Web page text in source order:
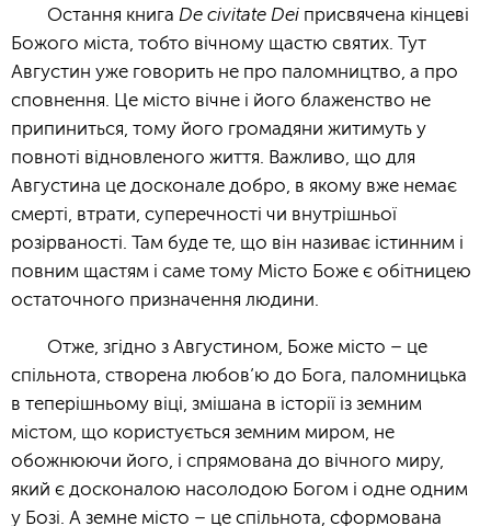
Остання книгаDe civitate Dei присвячена кінцеві
Божого міста, тобто вічному щастю святих. Тут
Августин уже говорить не про паломництво, а про
сповнення. Це місто вічне і його блаженство не
припиниться, тому його громадяни житимуть у
повноті відновленого життя. Важливо, що для
Августина це досконале добро, в якому вже немає
смерті, втрати, суперечності чи внутрішньої
розірваності. Там буде те, що він називає істинним і
повним щастям і саме тому Місто Боже є обітницею
остаточного призначення людини.
Отже, згідно з Августином, Боже місто – це
спільнота, створена любов’ю до Бога, паломницька
в теперішньому віці, змішана в історії із земним
містом, що користується земним миром, не
обожнюючи його, і спрямована до вічного миру,
який є досконалою насолодою Богом і одне одним
у Бозі. А земне місто – це спільнота, сформована